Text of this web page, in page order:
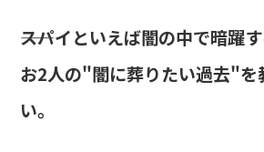
――スパイといえば闇の中で暗躍
お2人の"闇に葬りたい過去"を
い。